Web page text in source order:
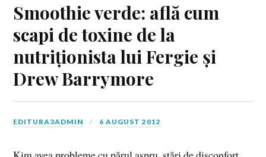
Smoothie verde: află cum
scapi de toxine de la
nutriționista lui Fergie și
Drew Barrymore
EDITURA3ADMIN 6 AUGUST 2012